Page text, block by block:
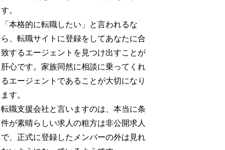
す。
「本格的に転職したい」と言われるな
ら、転職サイトに登録をしてあなたに合
致するエージェントを見つけ出すことが
肝心です。家族同然に相談に乗ってくれ
るエージェントであることが大切になり
ます。
転職支援会社と言いますのは、本当に条
件が素晴らしい求人の粗方は非公開求人
で、正式に登録したメンバーの外は見れ